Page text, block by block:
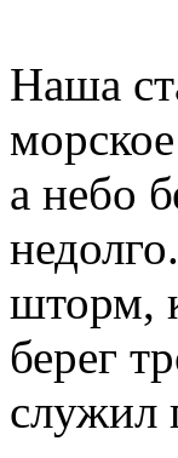
Наша
а небо
шторм,
берег
служил